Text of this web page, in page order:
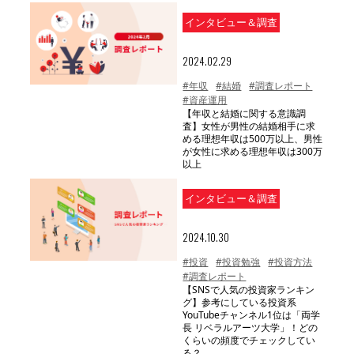
インタビュー＆調査
2024.02.29
#年収 #結婚
#調査レポート
#資産運用
【年収と結婚に関する意識調
査】女性が男性の結婚相手に求
める理想年収は500万以上、男性
が女性に求める理想年収は300万
以上
インタビュー＆調査
2024.10.30
#投資 #投資勉強
#投資方法
#調査レポート
【SNSで人気の投資家ランキン
グ】参考にしている投資系
YouTubeチャンネル1位は「両学
長 リベラルアーツ大学」！どの
くらいの頻度でチェックしてい